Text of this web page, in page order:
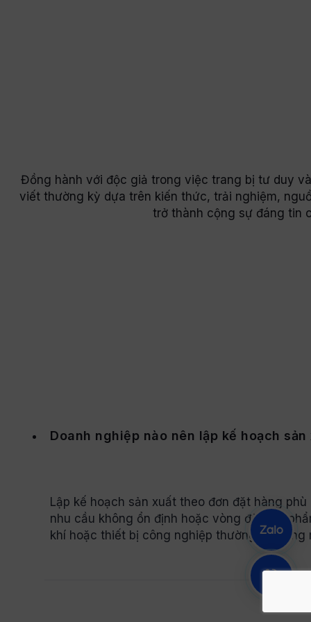
Đồng hành với độc giả trong việc trang bị tư duy
viết thường kỳ dựa trên kiến thức, trải nghiệm,
trở thành cộng sự đáng tin
Doanh nghiệp nào nên lập kế hoạch
Lập kế hoạch sản xuất theo đơn đặt hàng
nhu cầu không ổn định hoặc vòng đời sản
khí hoặc thiết bị công nghiệp thường áp dụng